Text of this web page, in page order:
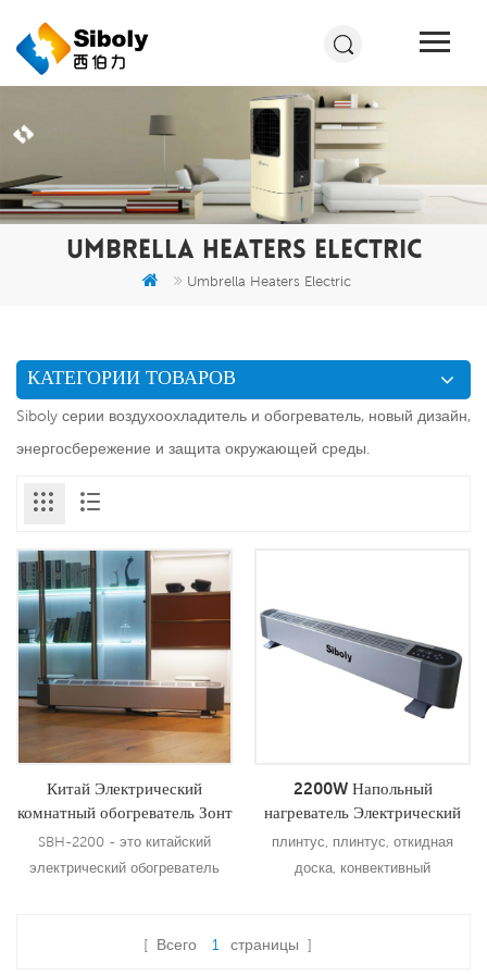
UMBRELLA HEATERS ELECTRIC
Umbrella Heaters Electric
КАТЕГОРИИ ТОВАРОВ
Siboly серии воздухоохладитель и обогреватель, новый дизайн,
энергосбережение и защита окружающей среды.
Китай Электрический
комнатный обогреватель Зонт
обогреватель Электрический
барный обогреватель
SBH-2200 - это китайский
электрический обогреватель
барный обогреватель с
2200W Напольный
нагреватель Электрический
нагреватель базовой платы
плинтус, плинтус, откидная
доска, конвективный
[ Всего 1 страницы ]